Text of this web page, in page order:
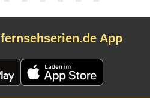
fernsehserien.de App